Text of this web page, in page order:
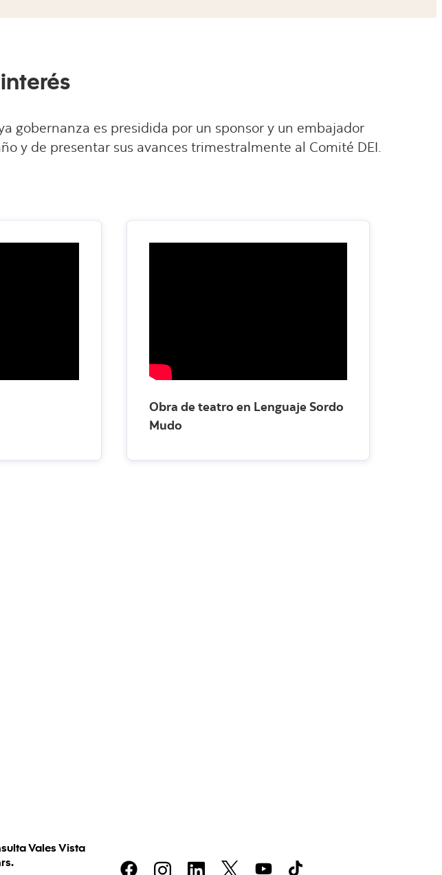
gobernanza es presidida por un sponsor y un embajador
y de presentar sus avances trimestralmente al Comité DEI.
Obra de teatro en Lenguaje Sordo
Mudo
Vales Vista